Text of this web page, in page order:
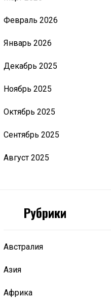
Февраль 2026
Январь 2026
Декабрь 2025
Ноябрь 2025
Октябрь 2025
Сентябрь 2025
Август 2025
Рубрики
Австралия
Азия
Африка